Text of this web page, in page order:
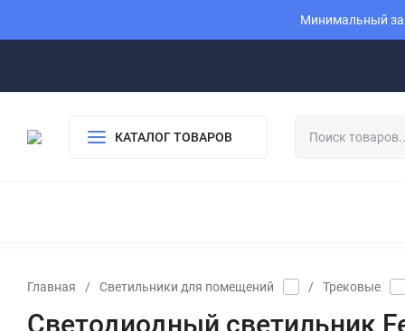
Минимальный
КАТАЛОГ ТОВАРОВ
Главная / Светильники для помещений / Трековые
Светодиодный светильник